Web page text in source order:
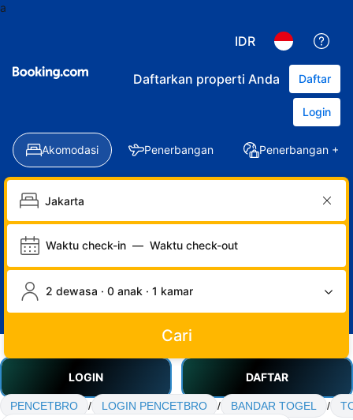
a
IDR
Daftarkan properti Anda Daftar
Login
Akomodasi Penerbangan Penerbangan +
Waktu check-in — Waktu check-out
2 dewasa · 0 anak · 1 kamar
Cari
LOGIN DAFTAR
PENCETBRO / LOGIN PENCETBRO / BANDAR TOGEL /